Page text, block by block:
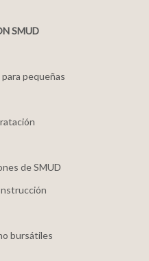
SMUD
pequeñas
de SMUD
bursátiles